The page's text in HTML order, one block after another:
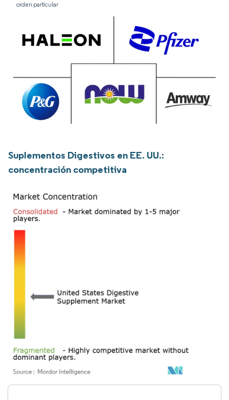
orden particular
Suplementos Digestivos en EE. UU.:
concentración competitiva